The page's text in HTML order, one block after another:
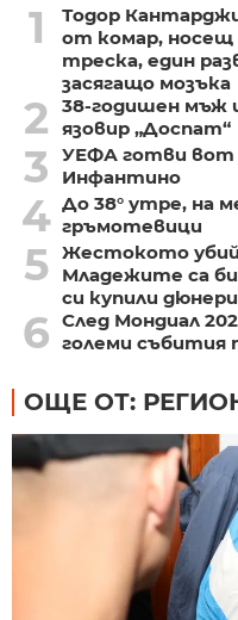
1
Тодор
от комар, носещ
треска, един
засягащо мозъка
2
38-годишен мъж
язовир „Доспат“
3
УЕФА готви вот
Инфантино
4 До 38° утре, на
гръмотевици
5 Жестокото
Младежите са
си купили
6 След Мондиал
големи събития
ОЩЕ ОТ: